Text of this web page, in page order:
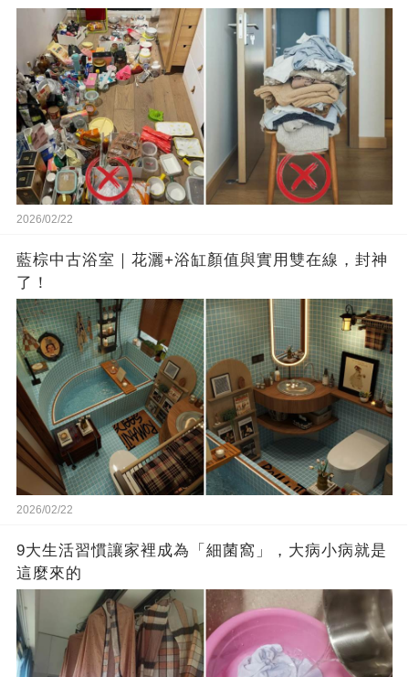
2026/02/22
藍棕中古浴室｜花灑+浴缸顏值與實用雙在線，封神
了！
2026/02/22
9大生活習慣讓家裡成為「細菌窩」，大病小病就是
這麼來的